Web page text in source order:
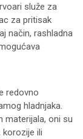
služe za
za pritisak
način, rashladna
redovno
hladnjaka.
materijala, oni su
korozije ili